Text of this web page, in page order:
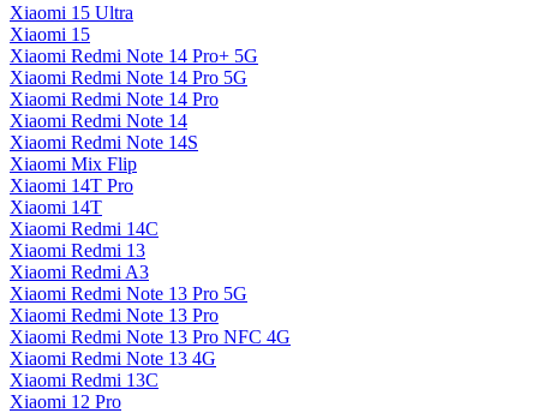
Xiaomi 15 Ultra
Xiaomi 15
Xiaomi Redmi Note 14 Pro+ 5G
Xiaomi Redmi Note 14 Pro 5G
Xiaomi Redmi Note 14 Pro
Xiaomi Redmi Note 14
Xiaomi Redmi Note 14S
Xiaomi Mix Flip
Xiaomi 14T Pro
Xiaomi 14T
Xiaomi Redmi 14C
Xiaomi Redmi 13
Xiaomi Redmi A3
Xiaomi Redmi Note 13 Pro 5G
Xiaomi Redmi Note 13 Pro
Xiaomi Redmi Note 13 Pro NFC 4G
Xiaomi Redmi Note 13 4G
Xiaomi Redmi 13C
Xiaomi 12 Pro